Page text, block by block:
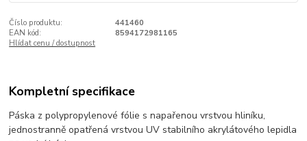
Číslo produktu:
441460
EAN kód:
8594172981165
Hlídat cenu / dostupnost
Kompletní specifikace
Páska z polypropylenové fólie s napařenou vrstvou hliníku,
jednostranně opatřená vrstvou UV stabilního akrylátového lepidla